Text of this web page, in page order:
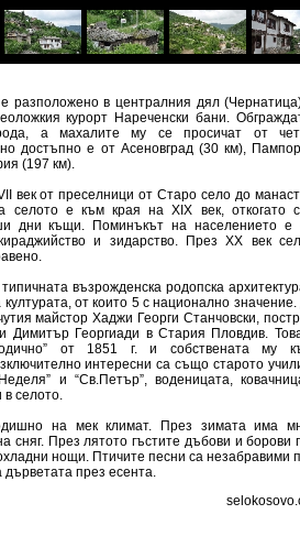
разположено в централния дял
курорт Нареченски бани.
а махалите му се просичат от
достъпно е от Асеновград (30 км),
(197 км).
век от преселници от Старо село до
селото е към края на XIX век, откогато
дни къщи. Поминъкът на населението е
и зидарство. През XX век
възрожденска родопска
от които 5 с национално значение.
майстор Хаджи Георги Станчовски,
Димитър Георгиади в Стария Пловдив.
от 1851 г. и собствената му
интересни са също старото
и “Св.Петър”, воденицата,
в селото.
на мек климат. През зимата има
сняг. През лятото гъстите дъбови и борови
нощи. Птичите песни са незабравими
дърветата през есента.